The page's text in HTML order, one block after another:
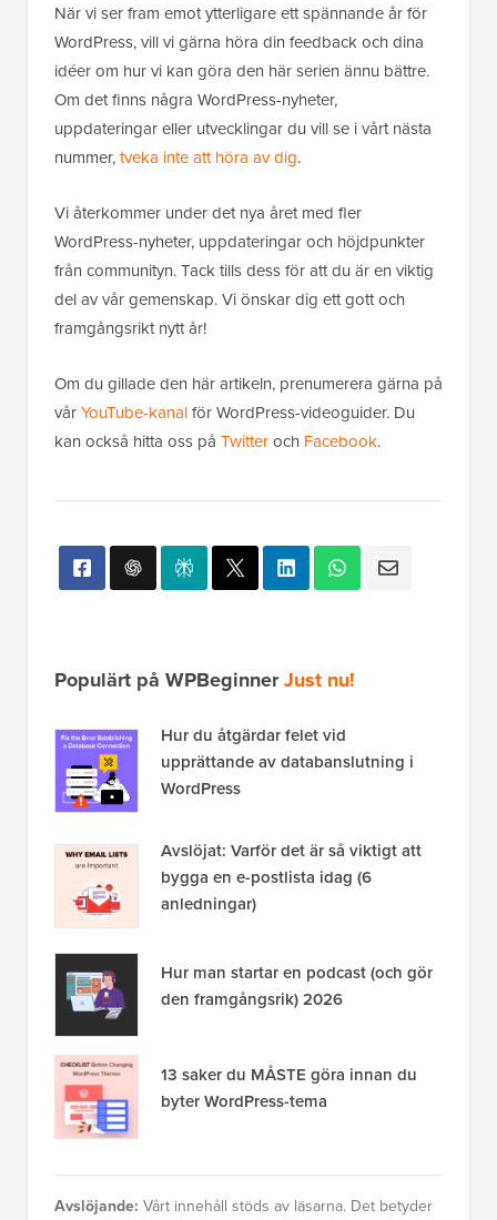
När vi ser fram emot ytterligare ett spännande år för
WordPress, vill vi gärna höra din feedback och dina
idéer om hur vi kan göra den här serien ännu bättre.
Om det finns några WordPress-nyheter,
uppdateringar eller utvecklingar du vill se i vårt nästa
nummer,tveka inte att höra av dig.
Vi återkommer under det nya året med fler
WordPress-nyheter, uppdateringar och höjdpunkter
från communityn. Tack tills dess för att du är en viktig
del av vår gemenskap. Vi önskar dig ett gott och
framgångsrikt nytt år!
Om du gillade den här artikeln, prenumerera gärna på
vårYouTube-kanalför WordPress-videoguider. Du
kan också hitta oss på Twitteroch Facebook.
Populärt på WPBeginnerJust nu!
Hur du åtgärdar felet vid
upprättande av databanslutning i
WordPress
Avslöjat: Varför det är så viktigt att
bygga en e-postlista idag (6
anledningar)
Hur man startar en podcast (och gör
den framgångsrik) 2026
13 saker du MÅSTE göra innan du
byter WordPress-tema
Avslöjande: Vårt innehåll stöds av läsarna. Det betyder